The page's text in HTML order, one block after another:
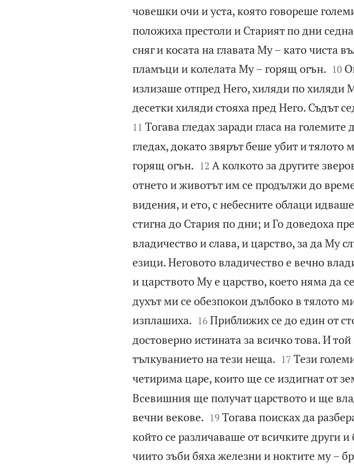
човешки очи и уста, която говореше
положиха престоли и Старият по дни
сняг и косата на главата Му – като чиста
пламъци и колелата Му – горящ огън.
10
излизаше отпред Него, хиляди по хиляди
десетки хиляди стояха пред Него. Съдът
11 Тогава гледах заради гласа на
гледах, докато звярът беше убит и тялото
горящ огън.
12 А колкото за другите
отнето и животът им се продължи до
видения, и ето, с небесните облаци
стигна до Стария по дни; и Го доведоха
владичество и слава, и царство, за да Му
езици. Неговото владичество е вечно
и царството Му е царство, което няма да
духът ми се обезпокои дълбоко в тялото
изплашиха.
16 Приближих се до един от
достоверно истината за всичко това. И
тълкуванието на тези неща.
17 Тези
четирима царе, които ще се издигнат от
Всевишния ще получат царството и ще
вечни векове.
19 Тогава поисках да
който се различаваше от всичките други
чиито зъби бяха железни и ноктите му –